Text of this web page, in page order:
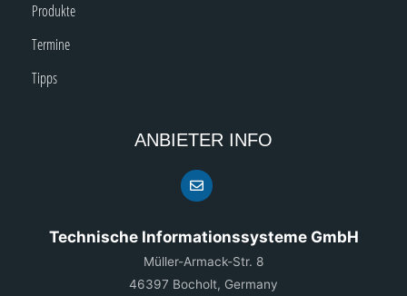
Produkte
Termine
Tipps
ANBIETER INFO
Technische Informationssysteme GmbH
Müller-Armack-Str. 8
46397 Bocholt, Germany